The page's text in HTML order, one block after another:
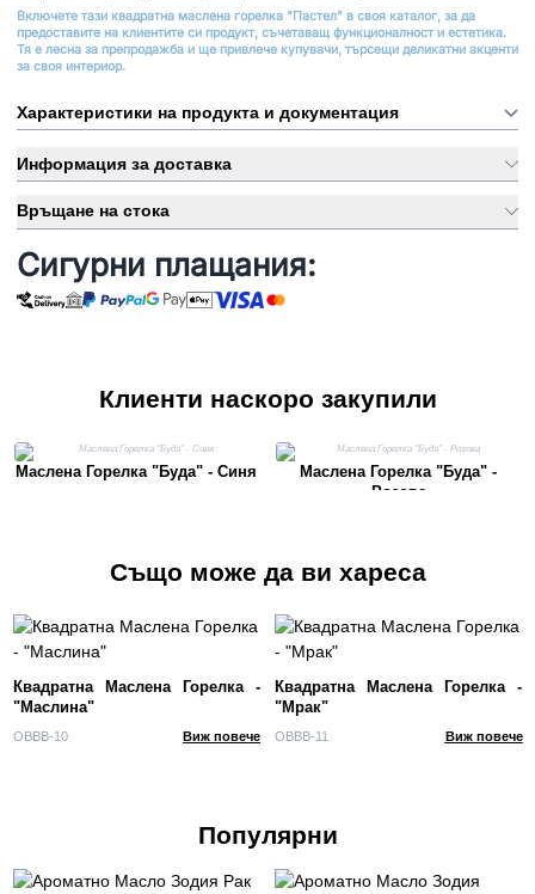
Включете тази квадратна маслена горелка "Пастел" в своя каталог, за да
предоставите на клиентите си продукт, съчетаващ функционалност и естетика.
Тя е лесна за препродажба и ще привлече купувачи, търсещи деликатни акценти
за своя интериор.
Характеристики на продукта и документация
Информация за доставка
Връщане на стока
Сигурни плащания:
Клиенти наскоро закупили
Маслена Горелка "Буда" - Синя
Маслена Горелка "Буда" -
Розова
Също може да ви хареса
Квадратна Маслена Горелка -
"Маслина"
OBBB-10 Виж повече
Квадратна Маслена Горелка -
"Мрак"
OBBB-11 Виж повече
Популярни